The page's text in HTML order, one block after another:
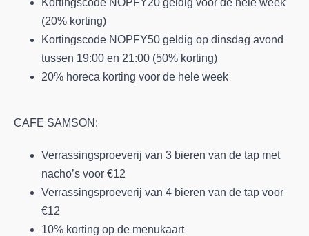
(20% korting)
Kortingscode NOPFY50 geldig op dinsdag avond
tussen 19:00 en 21:00 (50% korting)
20% horeca korting voor de hele week
CAFE SAMSON:
Verrassingsproeverij van 3 bieren van de tap met
nacho’s voor €12
Verrassingsproeverij van 4 bieren van de tap voor
€12
10% korting op de menukaart